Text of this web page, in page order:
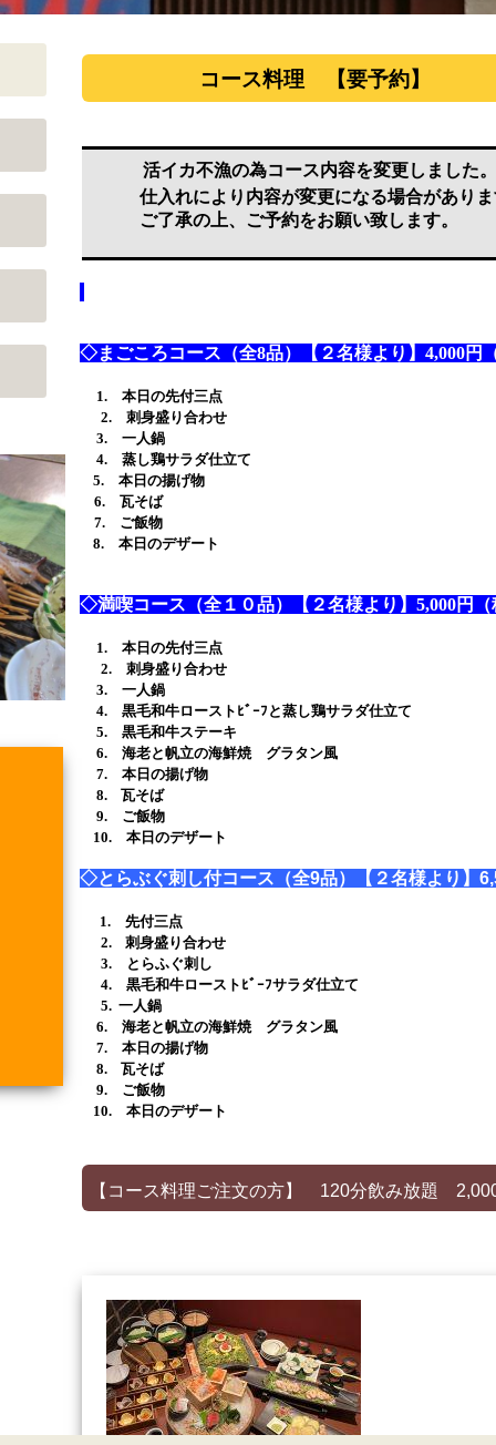
コース料理 【要予約】
活イカ不漁の為コース内容を変更しました。
仕入れにより内容が変更になる場合がありま
ご了承の上、ご予約をお願い致します。
◇まごころコース（全8品）【２名様より】4,000円
1. 本日の先付三点
2. 刺身盛り合わせ
3. 一人鍋
4. 蒸し鶏サラダ仕立て
5. 本日の揚げ物
6. 瓦そば
7. ご飯物
8. 本日のデザート
◇満喫コース（全１０品）【２名様より】5,000円（
1. 本日の先付三点
2. 刺身盛り合わせ
3. 一人鍋
4. 黒毛和牛ローストﾋﾞｰﾌと蒸し鶏サラダ仕立て
5. 黒毛和牛ステーキ
6. 海老と帆立の海鮮焼 グラタン風
7. 本日の揚げ物
8. 瓦そば
9. ご飯物
10. 本日のデザート
◇とらぶぐ刺し付コース（全9品）【２名様より】
1. 先付三点
2. 刺身盛り合わせ
3. とらふぐ刺し
4.黒毛和牛ローストﾋﾞｰﾌサラダ仕立て
5. 一人鍋
6. 海老と帆立の海鮮焼 グラタン風
7. 本日の揚げ物
8. 瓦そば
9. ご飯物
10. 本日のデザート
【コース料理ご注文の方】 120分飲み放題